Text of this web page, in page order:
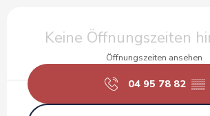
Keine Öffnungszeiten
Öffnungszeiten ansehen
04 95 78 82 ▒▒